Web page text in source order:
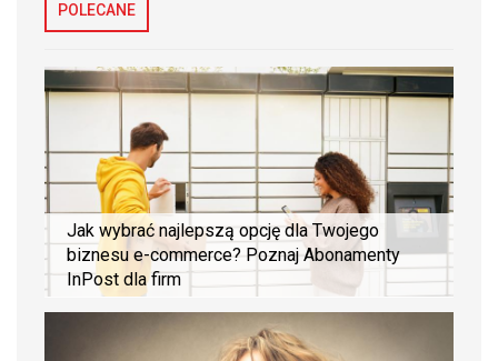
POLECANE
Jak wybrać najlepszą opcję dla Twojego
biznesu e-commerce? Poznaj Abonamenty
InPost dla firm